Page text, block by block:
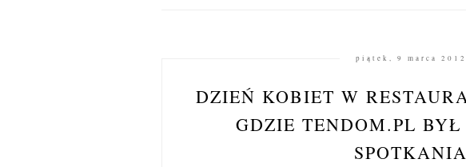
piątek, 9 marca 2012
DZIEŃ KOBIET W
GDZIE TENDOM.PL BYŁ
SPOTKANIA